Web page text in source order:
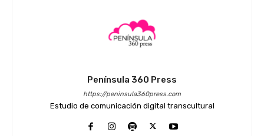
Península 360 Press
https://peninsula360press.com
Estudio de comunicación digital transcultural